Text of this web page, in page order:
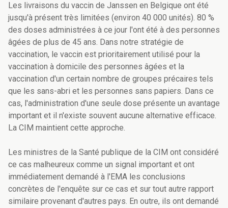
Les livraisons du vaccin de Janssen en Belgique ont été
jusqu'à présent très limitées (environ 40 000 unités). 80 %
des doses administrées à ce jour l'ont été à des personnes
âgées de plus de 45 ans. Dans notre stratégie de
vaccination, le vaccin est prioritairement utilisé pour la
vaccination à domicile des personnes âgées et la
vaccination d'un certain nombre de groupes précaires tels
que les sans-abri et les personnes sans papiers. Dans ce
cas, l'administration d'une seule dose présente un avantage
important et il n'existe souvent aucune alternative efficace.
La CIM maintient cette approche.
Les ministres de la Santé publique de la CIM ont considéré
ce cas malheureux comme un signal important et ont
immédiatement demandé à l'EMA les conclusions
concrètes de l'enquête sur ce cas et sur tout autre rapport
similaire provenant d'autres pays. En outre, ils ont demandé